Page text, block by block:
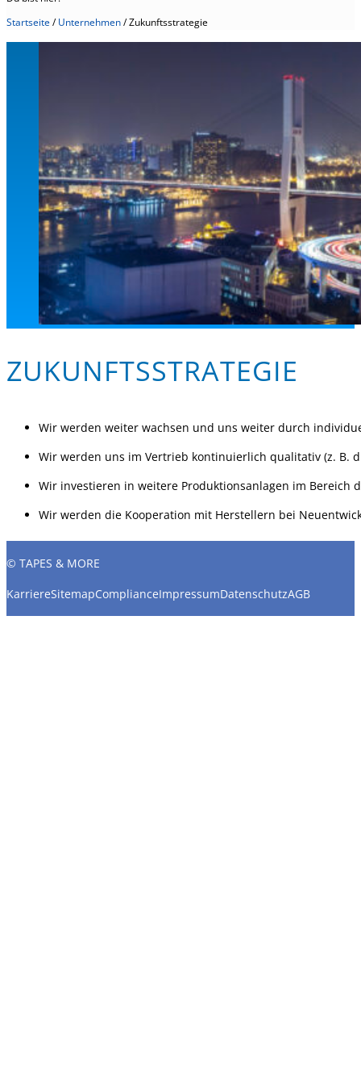
Startseite/Unternehmen/Zukunftsstrategie
ZUKUNFTSSTRATEGIE
Wir werden weiter wachsen und uns weiter durch
Wir werden uns im Vertrieb kontinuierlich qualitativ (z. B.
Wir investieren in weitere Produktionsanlagen im Bereich
Wir werden die Kooperation mit Herstellern bei
© TAPES & MORE
KarriereSitemapComplianceImpressumDatenschutzAGB